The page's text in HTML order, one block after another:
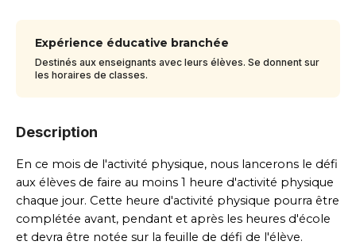
Expérience éducative branchée
Destinés aux enseignants avec leurs élèves. Se donnent sur
les horaires de classes.
Description
En ce mois de l'activité physique, nous lancerons le défi
aux élèves de faire au moins 1 heure d'activité physique
chaque jour. Cette heure d'activité physique pourra être
complétée avant, pendant et après les heures d'école
et devra être notée sur la feuille de défi de l'élève.